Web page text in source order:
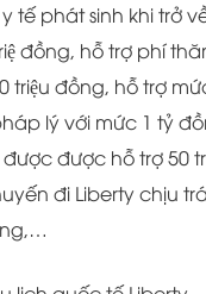
tế phát sinh khi trở
đồng, hỗ trợ phí
triệu đồng, hỗ trợ
lý với mức 1 tỷ
được hỗ trợ 50
đi Liberty chịu